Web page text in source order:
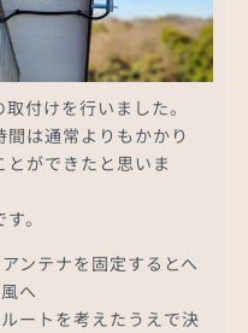
付けを行いました。
は通常よりもかかり
ができたと思いま
。
ンテナを固定するとへ
へ
ートを考えたうえで決